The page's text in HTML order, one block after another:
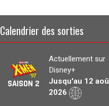
Calendrier des sorties
SAISON 2
Actuellement sur
Disney+
Jusqu'au 12 août
2026